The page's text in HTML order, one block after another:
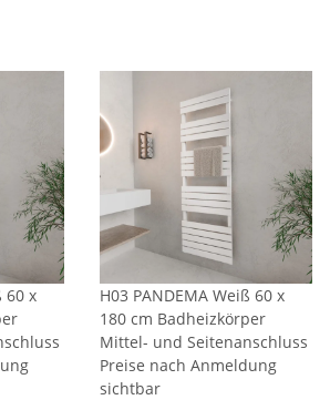
60 x
H03 PANDEMA Weiß 60 x
180 cm Badheizkörper
Mittel- und Seitenanschluss
Preise nach Anmeldung
sichtbar